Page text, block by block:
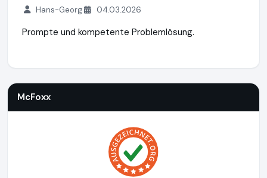
Hans-Georg 04.03.2026
Prompte und kompetente Problemlösung.
McFoxx